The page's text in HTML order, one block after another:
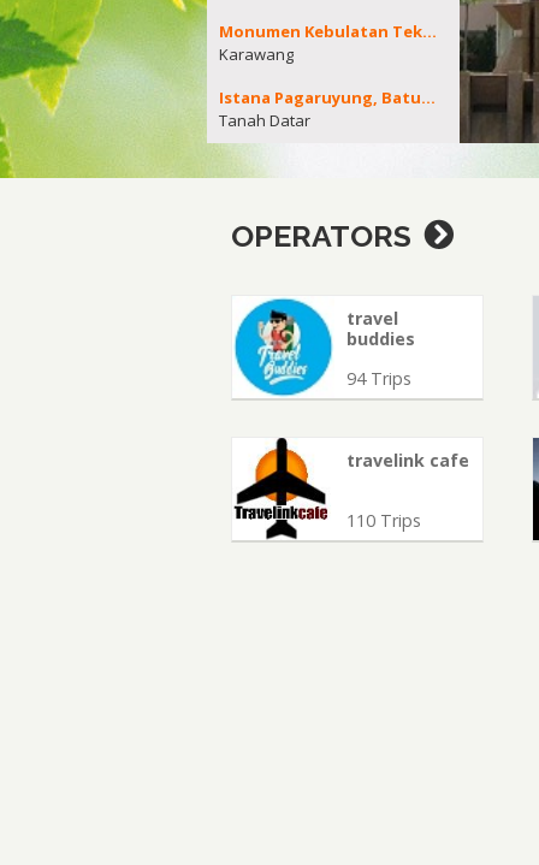
Monumen Kebulatan Tekad
Karawang
Istana Pagaruyung, Batusangkar
Tanah Datar
OPERATORS
travel
buddies
94 Trips
travelink cafe
110 Trips